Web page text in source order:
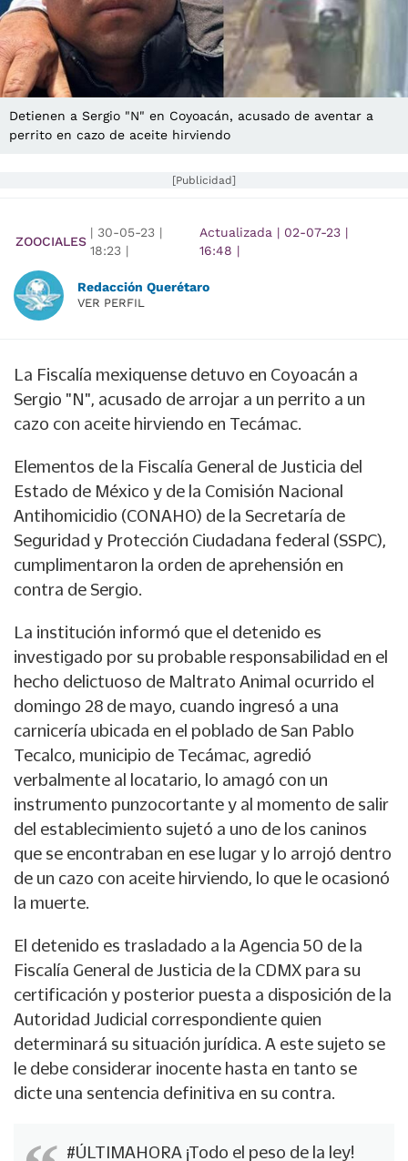
Detienen a Sergio "N" en Coyoacán, acusado de aventar a
perrito en cazo de aceite hirviendo
[Publicidad]
ZOOCIALES
| 30-05-23 |
18:23 |
Actualizada | 02-07-23 |
16:48 |
Redacción Querétaro
VER PERFIL
La Fiscalía mexiquense detuvo en Coyoacán a
Sergio "N", acusado de arrojar a un perrito a un
cazo con aceite hirviendo en Tecámac.
Elementos de la Fiscalía General de Justicia del
Estado de México y de la Comisión Nacional
Antihomicidio (CONAHO) de la Secretaría de
Seguridad y Protección Ciudadana federal (SSPC),
cumplimentaron la orden de aprehensión en
contra de Sergio.
La institución informó que el detenido es
investigado por su probable responsabilidad en el
hecho delictuoso de Maltrato Animal ocurrido el
domingo 28 de mayo, cuando ingresó a una
carnicería ubicada en el poblado de San Pablo
Tecalco, municipio de Tecámac, agredió
verbalmente al locatario, lo amagó con un
instrumento punzocortante y al momento de salir
del establecimiento sujetó a uno de los caninos
que se encontraban en ese lugar y lo arrojó dentro
de un cazo con aceite hirviendo, lo que le ocasionó
la muerte.
El detenido es trasladado a la Agencia 50 de la
Fiscalía General de Justicia de la CDMX para su
certificación y posterior puesta a disposición de la
Autoridad Judicial correspondiente quien
determinará su situación jurídica. A este sujeto se
le debe considerar inocente hasta en tanto se
dicte una sentencia definitiva en su contra.
#ÚLTIMAHORA ¡Todo el peso de la ley!